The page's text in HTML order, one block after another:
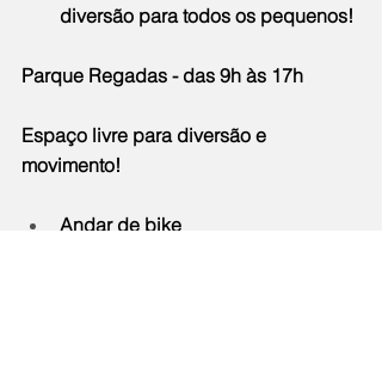
diversão para todos os pequenos!
Parque Regadas - das 9h às 17h
Espaço livre para diversão e
movimento!
Andar de bike